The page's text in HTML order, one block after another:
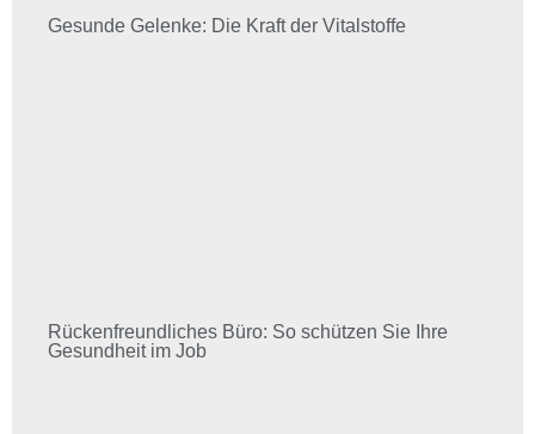
Gesunde Gelenke: Die Kraft der Vitalstoffe
Rückenfreundliches Büro: So schützen Sie Ihre
Gesundheit im Job